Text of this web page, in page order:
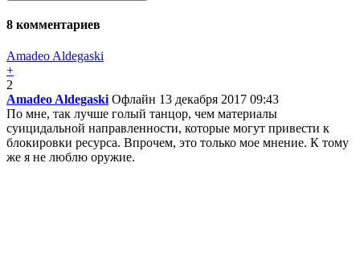
8 комментариев
Amadeo Aldegaski
+
2
Amadeo Aldegaski Офлайн 13 декабря 2017 09:43
По мне, так лучше голый танцор, чем материалы
суицидальной направленности, которые могут привести к
блокировки ресурса. Впрочем, это только мое мнение. К тому
же я не люблю оружие.